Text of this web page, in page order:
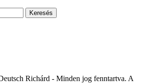
Keresés
Richárd - Minden jog fenntartva. A